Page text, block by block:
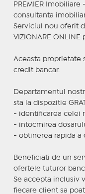
PREMIER
consultanta
Serviciul nou oferit
VIZIONARE
Aceasta proprietate
credit bancar.
Departamentul
sta la dispozitie
- identificarea celei
- intocmirea
- obtinerea rapida a
Beneficiati de un
ofertele tuturor
Se accepta inclusiv
fiecare client sa